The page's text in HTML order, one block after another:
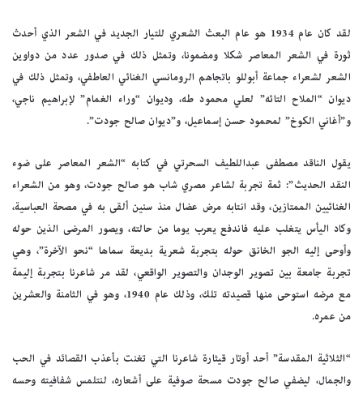
لقد كان عام 1934 هو عام البعث الشعري للتيار الجديد في الشعر الذي أحدث
ثورة في الشعر المعاصر شكلا ومضمونا، وتمثل ذلك في صدور عدد من دواوين
الشعر لشعراء جماعة أبوللو باتجاهم الرومانسي الغنائي العاطفي، وتمثل ذلك في
ديوان “الملاح التائه” لعلي محمود طه، وديوان “وراء الغمام” لإبراهيم ناجي،
و”أغاني الكوخ” لمحمود حسن إسماعيل، و”ديوان صالح جودت”.
يقول الناقد مصطفى عبداللطيف السحرتي في كتابه “الشعر المعاصر على ضوء
النقد الحديث”: ثمة تجربة لشاعر مصري شاب هو صالح جودت، وهو من الشعراء
الغنائيين الممتازين، وقد انتابه مرض عضال منذ سنين ألقى به في مصحة العباسية،
وكاد اليأس يتغلب عليه فاندفع يعرب يوما من حالته، ويصور المرضى الذين حوله
وأوحى إليه الجو الخانق حوله بتجربة شعرية بديعة سماها “نحو الآخرة”، وهي
تجربة جامعة بين تصوير الوجدان والتصوير الواقعي، لقد مر شاعرنا بتجربة إليمة
مع مرضه استوحى منها قصيدته تلك، وذلك عام 1940، وهو في الثامنة والعشرين
من عمره.
“الثلاثية المقدسة” أحد أوتار قيثارة شاعرنا التي تغنت بأعذب القصائد في الحب
والجمال، ليضفي صالح جودت مسحة صوفية على أشعاره، لنتلمس شفافيته وحسه